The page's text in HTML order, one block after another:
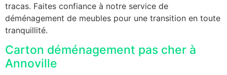
tracas. Faites confiance à notre service de
déménagement de meubles pour une transition en toute
tranquillité.
Carton déménagement pas cher à
Annoville